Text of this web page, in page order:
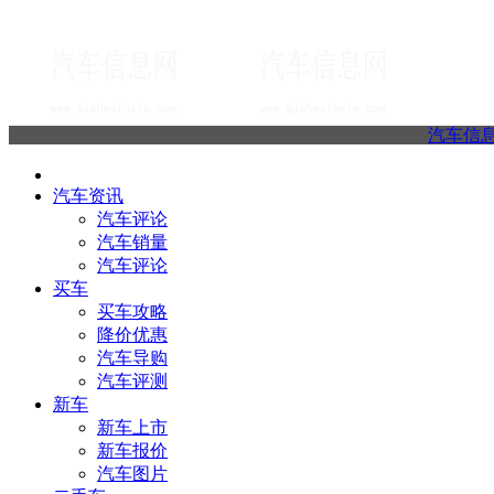
汽车信
汽车资讯
汽车评论
汽车销量
汽车评论
买车
买车攻略
降价优惠
汽车导购
汽车评测
新车
新车上市
新车报价
汽车图片